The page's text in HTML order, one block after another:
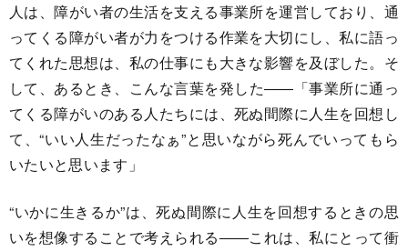
人は、障がい者の生活を支える事業所を運営しており、通
ってくる障がい者が力をつける作業を大切にし、私に語っ
てくれた思想は、私の仕事にも大きな影響を及ぼした。そ
して、あるとき、こんな言葉を発した――「事業所に通っ
てくる障がいのある人たちには、死ぬ間際に人生を回想し
て、“いい人生だったなぁ”と思いながら死んでいってもら
いたいと思います」
“いかに生きるか”は、死ぬ間際に人生を回想するときの思
いを想像することで考えられる――これは、私にとって衝